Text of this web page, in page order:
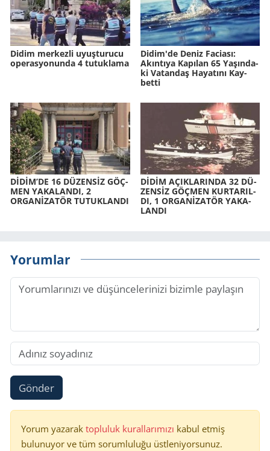
Didim merkezli uyuşturucu
operasyonunda 4 tutuklama
Didim'de Deniz Fa­ci­ası:
Akın­tı­ya Ka­pı­lan 65 Ya­şın­da­
ki Va­tan­daş Ha­ya­tı­nı Kay­
bet­ti
DİDİM’DE 16 DÜ­ZENSİZ GÖÇ­
MEN YA­KA­LAN­DI, 2
ORGANİZATÖR TU­TUK­LAN­DI
DİDİM AÇIK­LA­RIN­DA 32 DÜ­
ZENSİZ GÖÇ­MEN KUR­TA­RIL­
DI, 1 ORGANİZATÖR YA­KA­
LAN­DI
Yorumlar
Gönder
Yorum yazarak topluluk kurallarımızı kabul etmiş
bulunuyor ve tüm sorumluluğu üstleniyorsunuz.